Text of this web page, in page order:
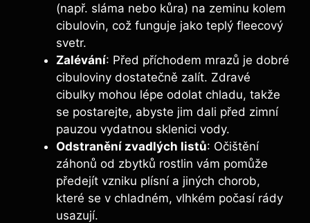
(např. sláma nebo kůra) na zeminu kolem
cibulovin, což funguje jako teplý fleecový
svetr.
Zalévání: Před příchodem mrazů je dobré
cibuloviny dostatečně zalít. Zdravé
cibulky mohou lépe odolat chladu, takže
se postarejte, abyste jim dali před zimní
pauzou vydatnou sklenici vody.
Odstranění zvadlých listů: Očištění
záhonů od zbytků rostlin vám pomůže
předejít vzniku plísní a jiných chorob,
které se v chladném, vlhkém počasí rády
usazují.